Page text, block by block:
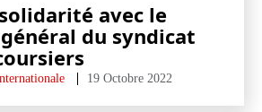
avec le
du syndicat
19 Octobre 2022